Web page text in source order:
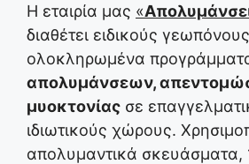
Η εταιρία μας «
διαθέτει ειδικούς
ολοκληρωμένα
απολυμάνσεων,
μυοκτονίας σε
ιδιωτικούς χώρους.
απολυμαντικά σκευάσματα,